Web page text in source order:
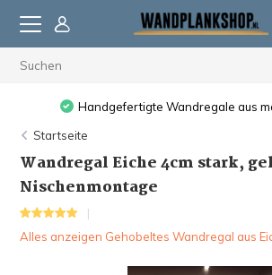
Vor 23:59 Uhr bestellt, am nächsten
Startseite
Wandregal Eiche 4cm stark,
Nischenmontage
Alles anzeigen Gehobeltes Wandregal aus